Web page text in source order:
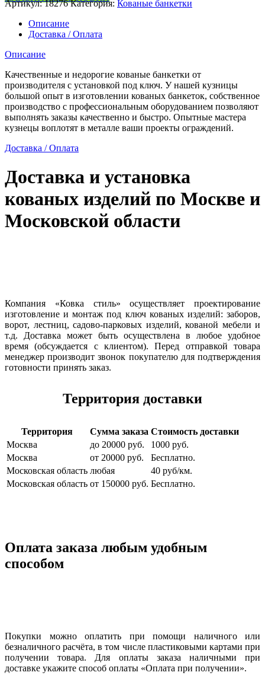
кованая
банкетка
Артикул:18276 Категория: Кованые банкетки
Описание
Доставка / Оплата
Описание
Качественные и недорогие кованые банкетки от
производителя с установкой под ключ. У нашей кузницы
большой опыт в изготовлении кованых банкеток, собственное
производство с профессиональным оборудованием позволяют
выполнять заказы качественно и быстро. Опытные мастера
кузнецы воплотят в металле ваши проекты ограждений.
Доставка / Оплата
Доставка и установка
кованых изделий по Москве и
Московской области
Компания «Ковка стиль» осуществляет проектирование
изготовление и монтаж под ключ кованых изделий: заборов,
ворот, лестниц, садово-парковых изделий, кованой мебели и
т.д. Доставка может быть осуществлена в любое удобное
время (обсуждается с клиентом). Перед отправкой товара
менеджер производит звонок покупателю для подтверждения
готовности принять заказ.
Территория доставки
Территория Сумма заказа Стоимость доставки
Москва
до 20000 руб.
1000 руб.
Москва
от 20000 руб.
Бесплатно.
Московская область любая
40 руб/км.
Московская область от 150000 руб. Бесплатно.
Оплата заказа любым удобным
способом
Покупки можно оплатить при помощи наличного или
безналичного расчёта, в том числе пластиковыми картами при
получении товара. Для оплаты заказа наличными при
доставке укажите способ оплаты «Оплата при получении».